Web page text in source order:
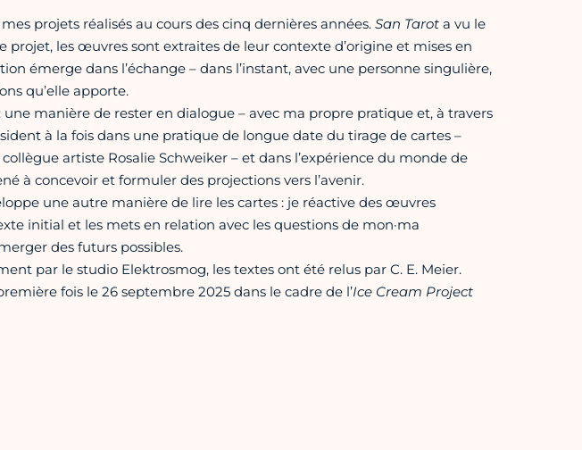
projets réalisés au cours des cinq dernières années. San Tarota vu le
projet, les œuvres sont extraites de leur contexte d’origine et mises en
émerge dans l’échange – dans l’instant, avec une personne singulière,
qu’elle apporte.
manière de rester en dialogue – avec ma propre pratique et, à travers
à la fois dans une pratique de longue date du tirage de cartes –
artiste Rosalie Schweiker – et dans l’expérience du monde de
à concevoir et formuler des projections vers l’avenir.
une autre manière de lire les cartes : je réactive des œuvres
initial et les mets en relation avec les questions de mon·ma
des futurs possibles.
par le studio Elektrosmog, les textes ont été relus par C. E. Meier.
fois le 26 septembre 2025 dans le cadre de l’Ice Cream Project